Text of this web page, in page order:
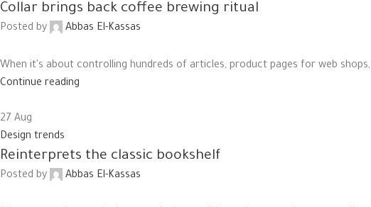
Collar brings back coffee brewing ritual
Posted by Abbas El-Kassas
When it's about controlling hundreds of articles, product pages for web
Continue reading
27 Aug
Design trends
Reinterprets the classic bookshelf
Posted by Abbas El-Kassas